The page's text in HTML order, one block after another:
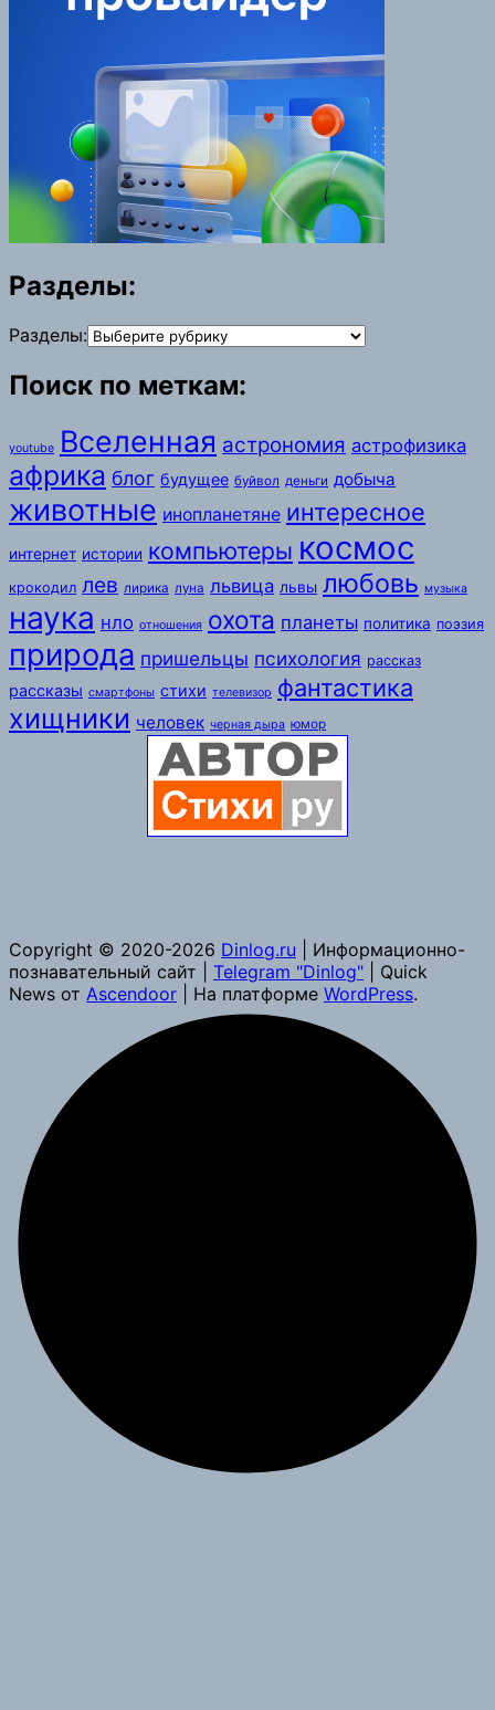
Разделы:
Разделы:
Поиск по меткам:
youtube Вселенная астрономия астрофизика
африка блог будущее буйвол деньги добыча
животные инопланетяне интересное
интернет истории компьютеры космос
крокодил лев лирика луна львица львы любовь музыка
наука нло отношения охота планеты политика поэзия
природа пришельцы психология рассказ
рассказы смартфоны стихи телевизор фантастика
хищники человек черная дыра юмор
Copyright © 2020-2026 Dinlog.ru | Информационно-
познавательный сайт | Telegram "Dinlog" | Quick
News от Ascendoor | На платформе WordPress.